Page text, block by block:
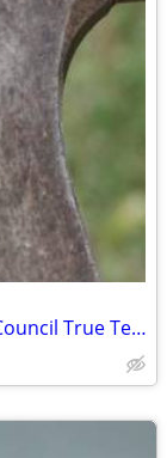
Boy Scout BSA Stamped International Council True Temper Camp Hatchet